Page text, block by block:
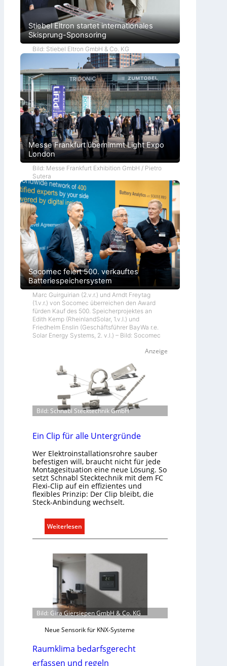
Stiebel Eltron startet internationales
Skisprung-Sponsoring
Bild: Stiebel Eltron GmbH & Co. KG
Messe Frankfurt übernimmt Light Expo
London
Bild: Messe Frankfurt Exhibition GmbH / Pietro
Sutera
Socomec feiert 500. verkauftes
Batteriespeichersystem
Marc Guirguirian (2.v.r.) und Arndt Freytag
(1.v.r.) von Socomec überreichen den Award
fürden Kauf des 500. Speicherprojektes an
Edith Kemp (RheinlandSolar, 1.v.l.) und
Friedhelm Enslin (Geschäftsführer BayWa r.e.
Solar Energy Systems, 2. v.l.) – Bild: Socomec
Anzeige
Bild: Schnabl Stecktechnik GmbH
Ein Clip für alle Untergründe
Wer Elektroinstallationsrohre sauber
befestigen will, braucht nicht für jede
Montagesituation eine neue Lösung. So
setzt Schnabl Stecktechnik mit dem FC
Flexi-Clip auf ein effizientes und
flexibles Prinzip: Der Clip bleibt, die
Steck-Anbindung wechselt.
Weiterlesen
E
n
i
f
r
l
Bild: Gira Giersiepen GmbH & Co. KG
Neue Sensorik für KNX-Systeme
Raumklima bedarfsgerecht
erfassen und regeln